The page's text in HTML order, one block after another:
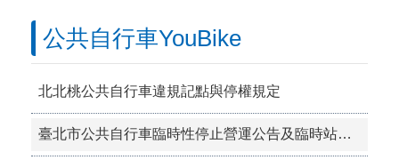
公共自行車YouBike
北北桃公共自行車違規記點與停權規定
臺北市公共自行車臨時性停止營運公告及臨時站設置作業原則